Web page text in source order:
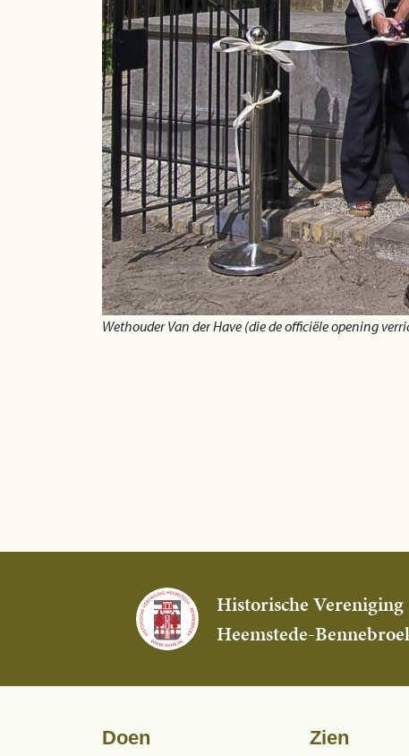
Wethouder Van der Have (die de officiële opening
Historische Vereniging
Heemstede-
Doen Zien